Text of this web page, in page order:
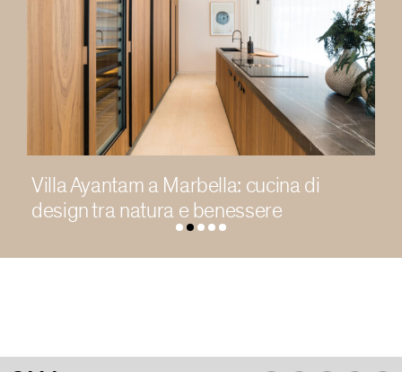
Abitare la luce in una residenza
contemporanea a Chengdu